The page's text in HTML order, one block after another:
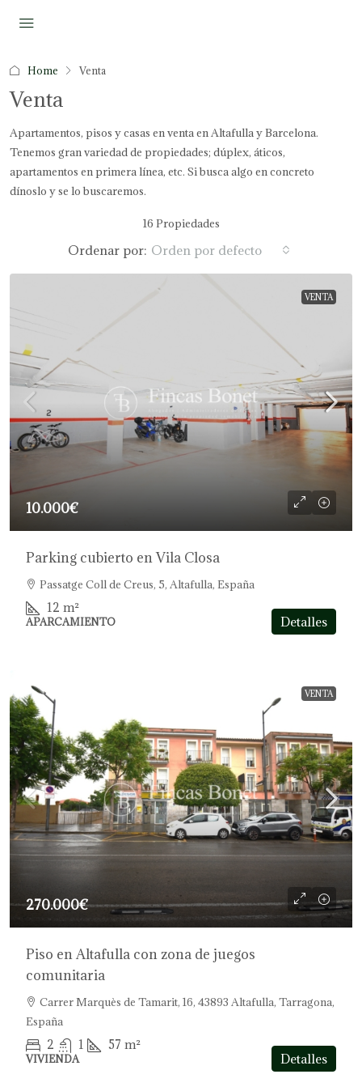
Home Venta
Venta
Apartamentos, pisos y casas en venta en Altafulla y Barcelona.
Tenemos gran variedad de propiedades; dúplex, áticos,
apartamentos en primera línea, etc. Si busca algo en concreto
dínoslo y se lo buscaremos.
16 Propiedades
Ordenar por: Orden por defecto
VENTA
10.000€
Parking cubierto en Vila Closa
Passatge Coll de Creus, 5, Altafulla, España
12 m²
APARCAMIENTO Detalles
VENTA
270.000€
Piso en Altafulla con zona de juegos
comunitaria
Carrer Marquès de Tamarit, 16, 43893 Altafulla, Tarragona,
España
2 1 57 m²
VIVIENDA Detalles